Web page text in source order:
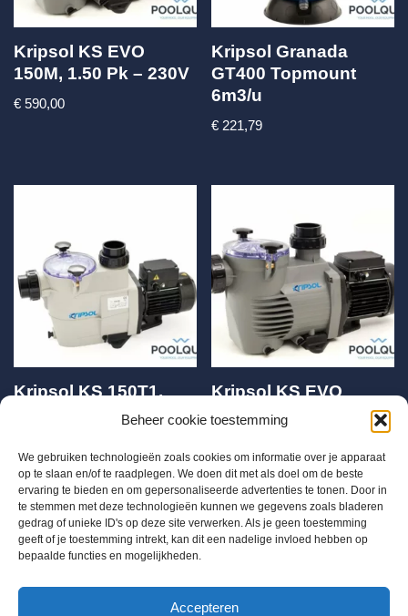
Beheer cookie toestemming
We gebruiken technologieën zoals cookies om informatie over je apparaat
op te slaan en/of te raadplegen. We doen dit met als doel om de beste
ervaring te bieden en om gepersonaliseerde advertenties te tonen. Door in
te stemmen met deze technologieën kunnen we gegevens zoals bladeren
gedrag of unieke ID's op deze site verwerken. Als je geen toestemming
geeft of je toestemming intrekt, kan dit een nadelige invloed hebben op
bepaalde functies en mogelijkheden.
Accepteren
Kripsol KS EVO
150M, 1.50 Pk – 230V
€ 590,00
Kripsol Granada
GT400 Topmount
6m3/u
€ 221,79
Kripsol KS 150T1,
1.50 Pk – 380V IE3
Kripsol KS EVO
150M, 1.50 Pk – 380V
BTW BE 0655684168